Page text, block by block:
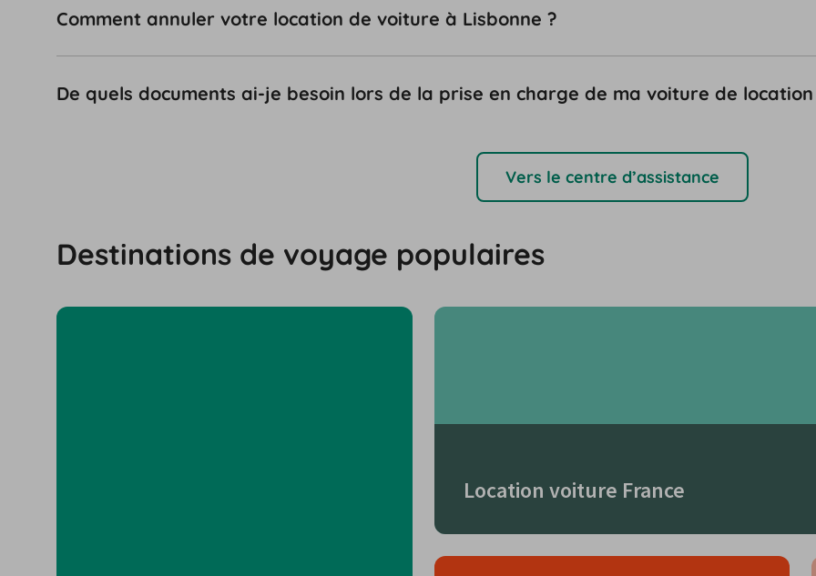
Comment annuler votre location de voiture à Lisbonne ?
De quels documents ai-je besoin lors de la prise en charge de ma voiture de location
Vers le centre d’assistance
Destinations de voyage populaires
Location voiture France